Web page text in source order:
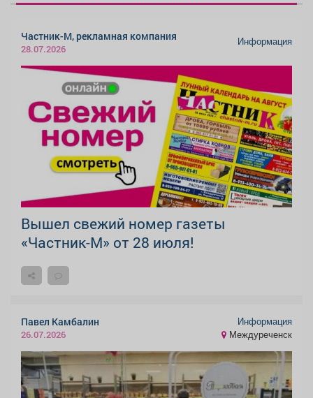
Частник-М, рекламная компания
28.07.2026
Информация
Вышел свежий номер газеты
«Частник-М» от 28 июля!
Павел Камбалин
26.07.2026
Информация
Междуреченск